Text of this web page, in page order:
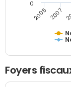
2005 2007
0
Foyers